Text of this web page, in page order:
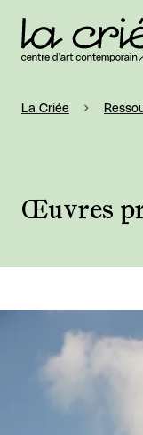
La Criée
Œuvres